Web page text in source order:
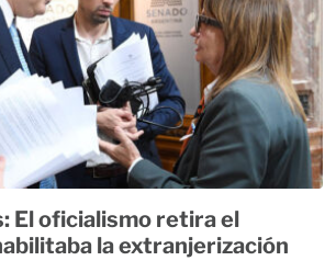
El oficialismo retira el
la extranjerización